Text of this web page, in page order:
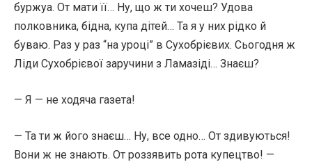
буржуа. От мати її… Ну, що ж ти хочеш? Удова
полковника, бідна, купа дітей… Та я у них рідко й
буваю. Раз у раз “на уроці” в Сухобрієвих. Сьогодня ж
Ліди Сухобрієвої заручини з Ламазіді… Знаєш?
— Я — не ходяча газета!
— Та ти ж його знаєш… Ну, все одно… От здивуються!
Вони ж не знають. От роззявить рота купецтво! —